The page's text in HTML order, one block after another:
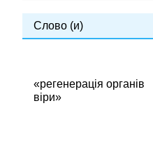
Слово (и)
«регенерація органів
віри»